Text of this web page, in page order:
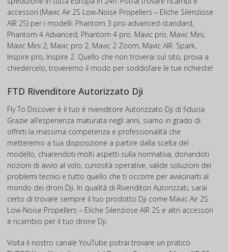
accessori (Mavic Air 2S Low-Noise Propellers – Eliche Silenziose
AIR 2S) per i modelli: Phantom 3 pro-advanced-standard,
Phantom 4 Advanced, Phantom 4 pro. Mavic pro, Mavic Mini,
Mavic Mini 2, Mavic pro 2, Mavic 2 Zoom, Mavic AIR. Spark,
Inspire pro, Inspire 2. Quello che non troverai sul sito, prova a
chiedercelo, troveremo il modo per soddisfare le tue richieste!
FTD Rivenditore Autorizzato Dji
Fly To Discover è il tuo è rivenditore Autorizzato Dji di fiducia.
Grazie all’esperienza maturata negli anni, siamo in grado di
offrirti la massima competenza e professionalità che
metteremo a tua disposizione a partire dalla scelta del
modello, chiarendoti molti aspetti sulla normativa, donandoti
nozioni di avvio al volo, curiosità operative, valide soluzioni dei
problemi tecnici e tutto quello che ti occorre per avvicinarti al
mondo dei droni Dji. In qualità di Rivenditori Autorizzati, sarai
certo di trovare sempre il tuo prodotto Dji come Mavic Air 2S
Low-Noise Propellers – Eliche Silenziose AIR 2S e altri accessori
e ricambio per il tuo drone Dji.
Visita il nostro canale YouTube potrai trovare un pratico